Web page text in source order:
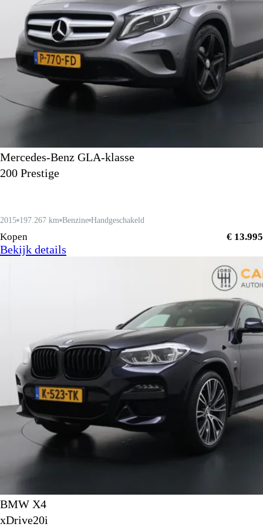
Mercedes-Benz GLA-klasse
200 Prestige
2015 197.267 km Benzine Handgeschakeld
Kopen € 13.995
Bekijk details
BMW X4
xDrive20i